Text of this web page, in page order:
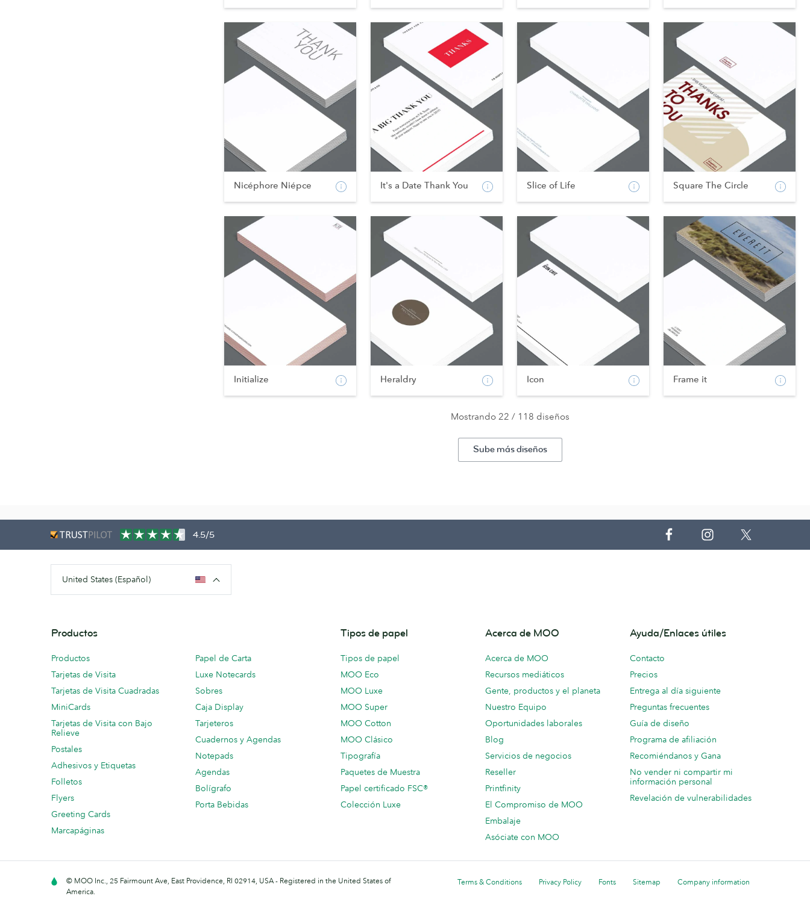
Nicéphore Niépce It's a Date Thank You Slice of Life Square The Circle
Initialize Heraldry Icon Frame it
Mostrando 22 / 118 diseños
Sube más diseños
4.5/5
United States (Español)
Productos
Productos
Tarjetas de Visita
Tarjetas de Visita Cuadradas
MiniCards
Tarjetas de Visita con Bajo
Relieve
Postales
Adhesivos y Etiquetas
Folletos
Flyers
Greeting Cards
Marcapáginas
Papel de Carta
Luxe Notecards
Sobres
Caja Display
Tarjeteros
Cuadernos y Agendas
Notepads
Agendas
Bolígrafo
Porta Bebidas
Tipos de papel
Tipos de papel
MOO Eco
MOO Luxe
MOO Super
MOO Cotton
MOO Clásico
Tipografía
Paquetes de Muestra
Papel certificado FSC®
Colección Luxe
Acerca de MOO
Acerca de MOO
Recursos mediáticos
Gente, productos y el planeta
Nuestro Equipo
Oportunidades laborales
Blog
Servicios de negocios
Reseller
Printfinity
El Compromiso de MOO
Embalaje
Asóciate con MOO
Ayuda/Enlaces útiles
Contacto
Precios
Entrega al día siguiente
Preguntas frecuentes
Guía de diseño
Programa de afiliación
Recomiéndanos y Gana
No vender ni compartir mi
información personal
Revelación de vulnerabilidades
Terms & Conditions Privacy Policy Fonts Sitemap Company information
© MOO Inc., 25 Fairmount Ave, East Providence, RI 02914, USA - Registered in the United States of
America.